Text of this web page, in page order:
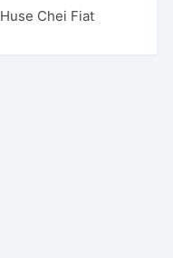
Huse Chei Fiat